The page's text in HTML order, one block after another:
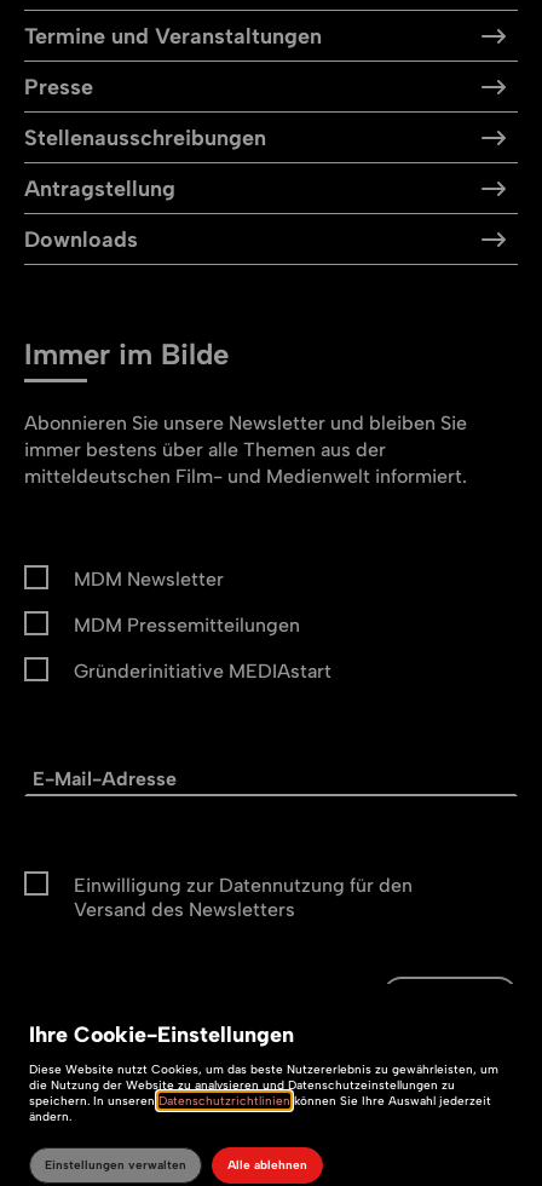
Termine und Veranstaltungen
Presse
Stellen­aus­schreibungen
Antragstellung
Downloads
Immer im Bilde
Abonnieren Sie unsere Newsletter und bleiben Sie
immer bestens über alle Themen aus der
mitteldeutschen Film- und Medienwelt informiert.
MDM Newsletter
MDM Pressemitteilungen
Gründerinitiative MEDIAstart
Einwilligung zur Datennutzung für den
Versand des Newsletters
Impressum
Datenschutz
Barrierefreiheit
Ihre Cookie-Einstellungen
Diese Website nutzt Cookies, um das beste Nutzererlebnis zu gewährleisten, um
die Nutzung der Website zu analysieren und Datenschutzeinstellungen zu
speichern. In unseren Datenschutzrichtlinien können Sie Ihre Auswahl jederzeit
ändern.
Einstellungen verwalten Alle ablehnen